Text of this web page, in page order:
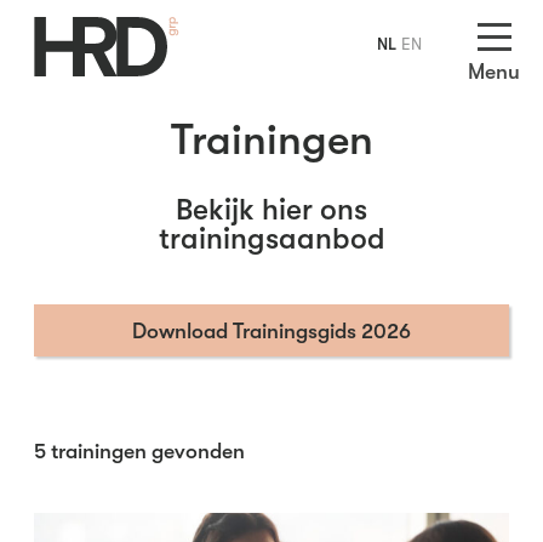
Menu
Trainingen
Bekijk hier ons
trainingsaanbod
Download Trainingsgids 2026
5 trainingen gevonden
NL EN